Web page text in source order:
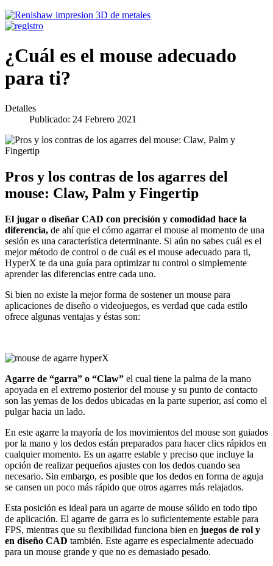
¿Cuál es el mouse adecuado
para ti?
Detalles
Publicado: 24 Febrero 2021
Pros y los contras de los agarres del
mouse: Claw, Palm y Fingertip
El jugar o diseñar CAD con precisión y comodidad hace la
diferencia, de ahí que el cómo agarrar el mouse al momento de una
sesión es una característica determinante. Si aún no sabes cuál es el
mejor método de control o de cuál es el mouse adecuado para ti,
HyperX te da una guía para optimizar tu control o simplemente
aprender las diferencias entre cada uno.
Si bien no existe la mejor forma de sostener un mouse para
aplicaciones de diseño o videojuegos, es verdad que cada estilo
ofrece algunas ventajas y éstas son:
Agarre de “garra” o “Claw” el cual tiene la palma de la mano
apoyada en el extremo posterior del mouse y su punto de contacto
son las yemas de los dedos ubicadas en la parte superior, así como el
pulgar hacia un lado.
En este agarre la mayoría de los movimientos del mouse son guiados
por la mano y los dedos están preparados para hacer clics rápidos en
cualquier momento. Es un agarre estable y preciso que incluye la
opción de realizar pequeños ajustes con los dedos cuando sea
necesario. Sin embargo, es posible que los dedos en forma de aguja
se cansen un poco más rápido que otros agarres más relajados.
Esta posición es ideal para un agarre de mouse sólido en todo tipo
de aplicación. El agarre de garra es lo suficientemente estable para
FPS, mientras que su flexibilidad funciona bien en juegos de rol y
en diseño CAD también. Este agarre es especialmente adecuado
para un mouse grande y que no es demasiado pesado.